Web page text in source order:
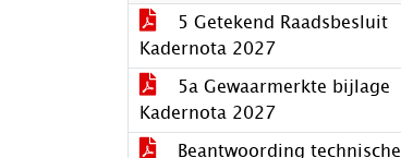
5 Getekend Raadsbesluit
Kadernota 2027
5a Gewaarmerkte bijlage
Kadernota 2027
Beantwoording technische